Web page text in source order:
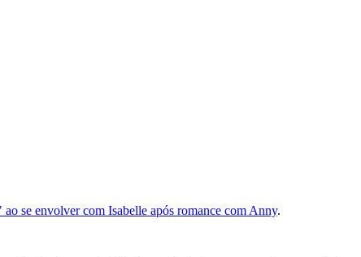
se envolver com Isabelle após romance com Anny.